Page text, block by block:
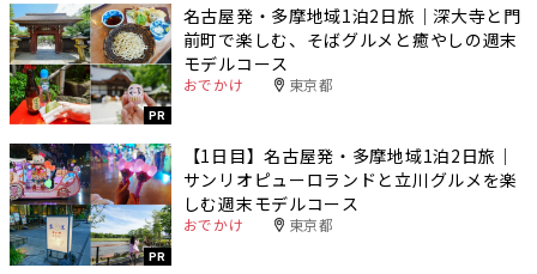
PR
名古屋発・多摩地域1泊2日旅｜深大寺と門
前町で楽しむ、そばグルメと癒やしの週末
モデルコース
おでかけ 東京都
PR
【1日目】名古屋発・多摩地域1泊2日旅｜
サンリオピューロランドと立川グルメを楽
しむ週末モデルコース
おでかけ 東京都